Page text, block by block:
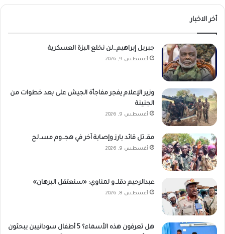
أخر الاخبار
جبريل إبراهيم…لن نخلع البزة العسكرية
أغسطس 9, 2026
وزير الإعلام يفجر مفاجأة الجيش على بعد خطوات من
الجنينة
أغسطس 9, 2026
مقـ.تل قائد بارز وإصابة آخر في هجـ.وم مسـ.لح
أغسطس 9, 2026
عبدالرحيم دقلـ.و لمناوي: «سنعتقل البرهان»
أغسطس 8, 2026
هل تعرفون هذه الأسماء؟ 5 أطفال سودانيين يبحثون